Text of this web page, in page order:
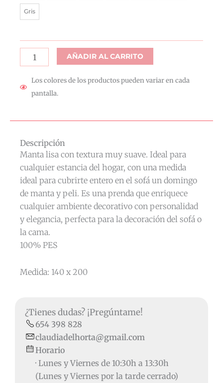
Gris
x
200
AÑADIR AL CARRITO
Los colores de los productos pueden variar en cada
pantalla.
Descripción
Manta lisa con textura muy suave. Ideal para
cualquier estancia del hogar, con una medida
ideal para cubrirte entero en el sofá un domingo
de manta y peli. Es una prenda que enriquece
cualquier ambiente decorativo con personalidad
y elegancia, perfecta para la decoración del sofá o
la cama.
100% PES
Medida: 140 x 200
¿Tienes dudas? ¡Pregúntame!
654 398 828
claudiadelhorta@gmail.com
Horario
· Lunes y Viernes de 10:30h a 13:30h
(Lunes y Viernes por la tarde cerrado)